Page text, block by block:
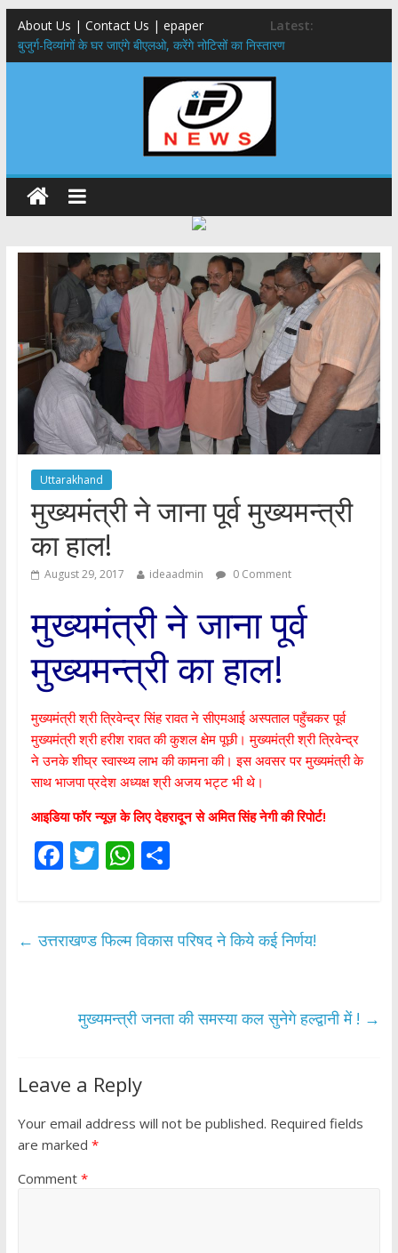
About Us | Contact Us | epaper
Latest:
बुजुर्ग-दिव्यांगों के घर जाएंगे बीएलओ, करेंगे नोटिसों का निस्तारण
24×7 अलर्ट मोड में रहें अधिकारी-मुख्य सचिव मानसून-एसईओसी से मुख्य सचिव ने
की विस्तृत समीक्षा कहा-बंद सड़कों को शीघ्र खोला जाए, लोगों को न हो दिक्कत
459 करोड़ से एचएनबी गढ़वाल विश्वविद्यालय में अनुसंधान संरचना होगी सुदृढ,उच्च
शिक्षा मंत्री धन सिंह रावत ने नवनियुक्त केन्द्रीय शिक्षा मंत्री से की मुलाकात
मुख्यमंत्री से महानिदेशक एनसीसी ने की शिष्टाचार भेंट,उत्तराखण्ड में एनसीसी के
विस्तार एवं आधुनिक आधारभूत संरचना के विकास पर हुई महत्वपूर्ण चर्चा
एमडीडीए बोर्ड बैठक, देहरादून और मसूरी के विकास के लिए 25 बड़े प्रस्तावों को मिली
हरी झंडी
Uttarakhand
मुख्यमंत्री ने जाना पूर्व मुख्यमन्त्री
का हाल!
August 29, 2017 ideaadmin 0 Comment
मुख्यमंत्री ने जाना पूर्व
मुख्यमन्त्री का हाल!
मुख्यमंत्री श्री त्रिवेन्द्र सिंह रावत ने सीएमआई अस्पताल पहुँचकर पूर्व
मुख्यमंत्री श्री हरीश रावत की कुशल क्षेम पूछी। मुख्यमंत्री श्री त्रिवेन्द्र
ने उनके शीघ्र स्वास्थ्य लाभ की कामना की। इस अवसर पर मुख्यमंत्री के
साथ भाजपा प्रदेश अध्यक्ष श्री अजय भट्ट भी थे।
आइडिया फॉर न्यूज़ के लिए देहरादून से अमित सिंह नेगी की रिपोर्ट!
F
b
k
T
er
W
s
p
S
e
← उत्तराखण्ड फिल्म विकास परिषद ने किये कई निर्णय!
मुख्यमन्त्री जनता की समस्या कल सुनेगे हल्द्वानी में ! →
Leave a Reply
Your email address will not be published. Required fields
are marked *
Comment *